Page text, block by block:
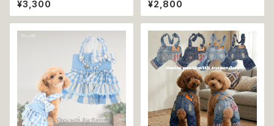
メイド 小型犬 犬 猫 ペット 服
犬服 猫服 犬の服 猫の服 ドッグ
¥3,300
ェック 千鳥格子 シック ハンドメ
イド おしゃれ カッコいい ドッグ
服 猫服 犬の服 猫の服 ナチュラ
ル カラー ゴールド 小型 返品交
換不可
¥2,800